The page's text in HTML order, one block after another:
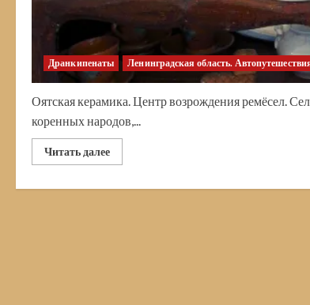
Дранкипенаты Ленинградская область.
Оятская керамика. Центр возрождения ремёсел.
коренных народов,...
Читать далееПрочитать
больше